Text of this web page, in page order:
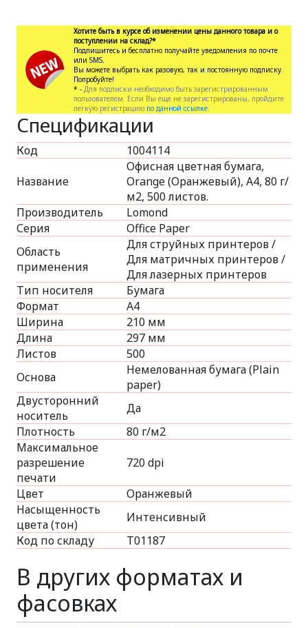
Хотите быть в курсе об изменении цены данного товара и о
поступлении на склад?*
Подпишитесь и бесплатно получайте уведомления по почте
или SMS.
Вы можете выбрать как разовую, так и постоянную подписку.
Попробуйте!
* - Для подписки необходимо быть зарегистрированным
пользователем. Если Вы еще не зарегистрированы, пройдите
легкую регистрацию по данной ссылке.
Спецификации
Код 1004114
Название
Офисная цветная бумага,
Orange (Оранжевый), A4, 80 г/
м2, 500 листов.
Производитель
Lomond
Серия
Office Paper
Область
применения
Для струйных принтеров /
Для матричных принтеров /
Для лазерных принтеров
Тип носителя
Бумага
Формат
A4
Ширина
210 мм
Длина
297 мм
Листов
500
Основа
Немелованная бумага (Plain
paper)
Двусторонний
носитель
Да
Плотность
80 г/м2
Максимальное
разрешение
печати
720 dpi
Цвет
Оранжевый
Насыщенность
цвета (тон)
Интенсивный
Код по складу
Т01187
В других форматах и
фасовках